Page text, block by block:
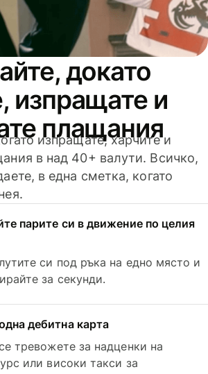
докато
изпращате и
плащания
изпращате, харчите и
в над 40+ валути. Всичко,
в една сметка, когато
парите си в движение по целия
си под ръка на едно място и
за секунди.
дебитна карта
тревожете за надценки на
или високи такси за